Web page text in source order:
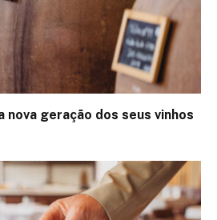
nova geração dos seus vinhos